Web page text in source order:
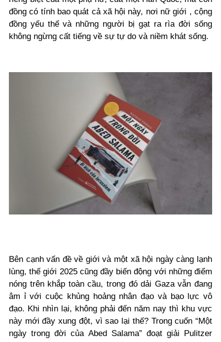
đồng có tính bao quát cả xã hội này, nơi nữ giới , cộng
đồng yếu thế và những người bị gạt ra rìa đời sống
không ngừng cất tiếng về sự tự do và niềm khát sống.
Bên cạnh vấn đề về giới và một xã hội ngày càng lạnh
lùng, thế giới 2025 cũng đầy biến động với những điểm
nóng trên khắp toàn cầu, trong đó dải Gaza vẫn đang
âm ỉ với cuộc khủng hoảng nhân đạo và bạo lực vô
đạo. Khi nhìn lại, không phải đến năm nay thì khu vực
này mới đầy xung đột, vì sao lại thế? Trong cuốn “Một
ngày trong đời của Abed Salama” đoạt giải Pulitzer